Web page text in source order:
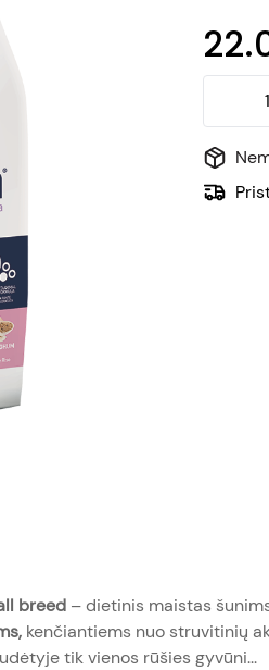
breed – dietinis maistas
kenčiantiems nuo struvitinių
tik vienos rūšies gyvūni...